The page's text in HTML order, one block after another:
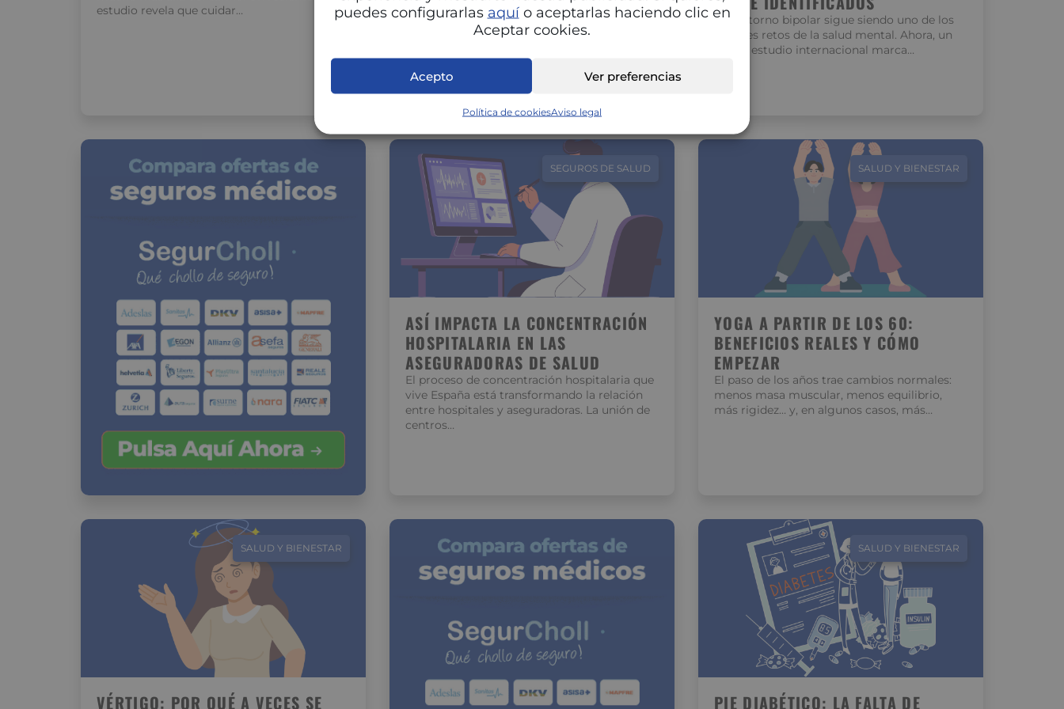
puedes configurarlas aquío aceptarlas haciendo clic en
Aceptar cookies.
Acepto Ver preferencias
Política de cookiesAviso legal
estudio revela que cuidar…
menstrual puede marcar una gran diferencia
en tu energía, estado de ánimo…
El trastorno bipolar sigue siendo uno de los
grandes retos de la salud mental. Ahora, un
nuevo estudio internacional marca…
SEGUROS DE SALUD
ASÍ IMPACTA LA CONCENTRACIÓN
HOSPITALARIA EN LAS
ASEGURADORAS DE SALUD
El proceso de concentración hospitalaria que
vive España está transformando la relación
entre hospitales y aseguradoras. La unión de
centros…
SALUD Y BIENESTAR
YOGA A PARTIR DE LOS 60:
BENEFICIOS REALES Y CÓMO
EMPEZAR
El paso de los años trae cambios normales:
menos masa muscular, menos equilibrio,
más rigidez… y, en algunos casos, más…
SALUD Y BIENESTAR
VÉRTIGO: POR QUÉ A VECES SE
SALUD Y BIENESTAR
PIE DIABÉTICO: LA FALTA DE